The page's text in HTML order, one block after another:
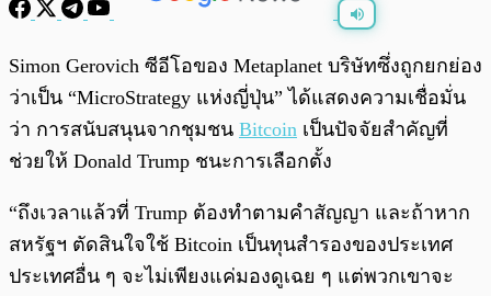
0:00
Simon Gerovich ซีอีโอของ Metaplanet บริษัทซึ่งถูกยกย่อง
ว่าเป็น “MicroStrategy แห่งญี่ปุ่น” ได้แสดงความเชื่อมั่น
ว่า การสนับสนุนจากชุมชน Bitcoin เป็นปัจจัยสำคัญที่
ช่วยให้ Donald Trump ชนะการเลือกตั้ง
“ถึงเวลาแล้วที่ Trump ต้องทำตามคำสัญญา และถ้าหาก
สหรัฐฯ ตัดสินใจใช้ Bitcoin เป็นทุนสำรองของประเทศ
ประเทศอื่น ๆ จะไม่เพียงแค่มองดูเฉย ๆ แต่พวกเขาจะ